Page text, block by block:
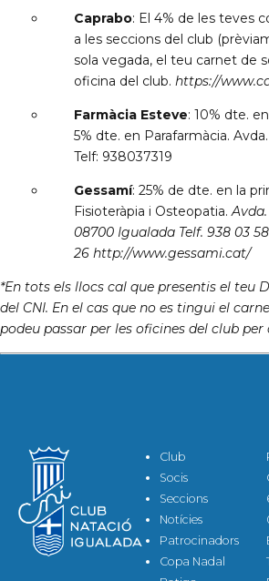
Caprabo: El 4% de les teves
a les seccions del club
sola vegada, el teu carnet de
oficina del club. https://
Farmàcia Esteve: 10% dte.
5% dte. en Parafarmàcia.
Telf: 938037319
Gessamí: 25% de dte. en la
Fisioteràpia i Osteopatia.
08700 Igualada Telf. 938 03 58
26 http://www.gessami.cat/
*En tots els llocs cal que presentis el teu
del CNI. En el cas que no es tingui el
podeu passar per les oficines del club per
Club
Socis
Seccions
Notícies
Patrocinadors
Copa Nadal